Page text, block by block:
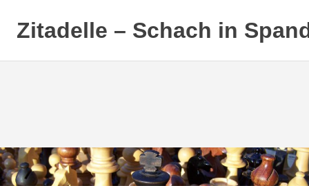
Zum
Inhalt
Zitadelle – Schach in